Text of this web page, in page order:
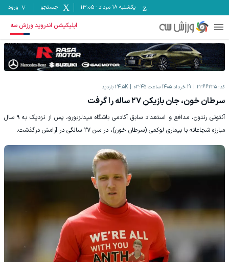
یکشنبه ۱۸ مرداد -
13:05 جستجو ورود
اپلیکیشن اندروید ورزش سه
کد: 2366235 19 خرداد 1405 ساعت 03:45 24.5K بازدید
سرطان خون، جان بازیکن ۲۷ ساله را گرفت
آنتونی رنتون، مدافع و استعداد سابق آکادمی باشگاه میدلزبورو، پس از نزدیک به ۹ سال
مبارزه شجاعانه با بیماری لوکمی (سرطان خون)، در سن ۲۷ سالگی در آرامش درگذشت.